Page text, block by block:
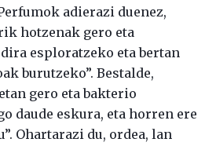
adierazi duenez,
hotzenak gero eta
esploratzeko eta bertan
burutzeko”. Bestalde,
gero eta bakterio
daude eskura, eta horren ere
Ohartarazi du, ordea, lan